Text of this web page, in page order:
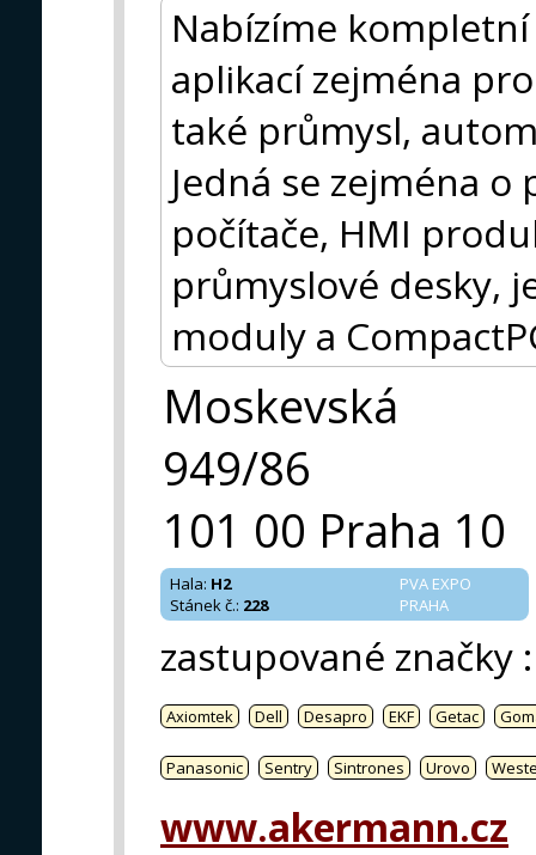
Nabízíme
aplikací zejména
také průmysl,
Jedná se zejména
počítače, HMI
průmyslové desky,
moduly a
Moskevská
949/86
101 00 Praha 10
PVA EXPO
PRAHA
Hala: H2
Stánek č.: 228
zastupované značky :
Axiomtek Dell Desapro EKF Getac
Panasonic Sentry Sintrones Urovo
www.akermann.cz